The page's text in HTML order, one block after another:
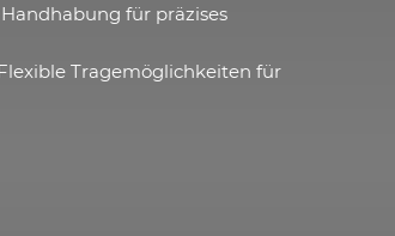
für präzises
Tragemöglichkeiten für